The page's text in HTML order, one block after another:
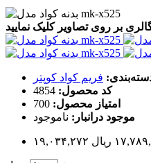
فریم کواد کوپتر
کد محصول: 4854
امتیاز محصول: 700
موجود درانبار: ناموجود
ریال